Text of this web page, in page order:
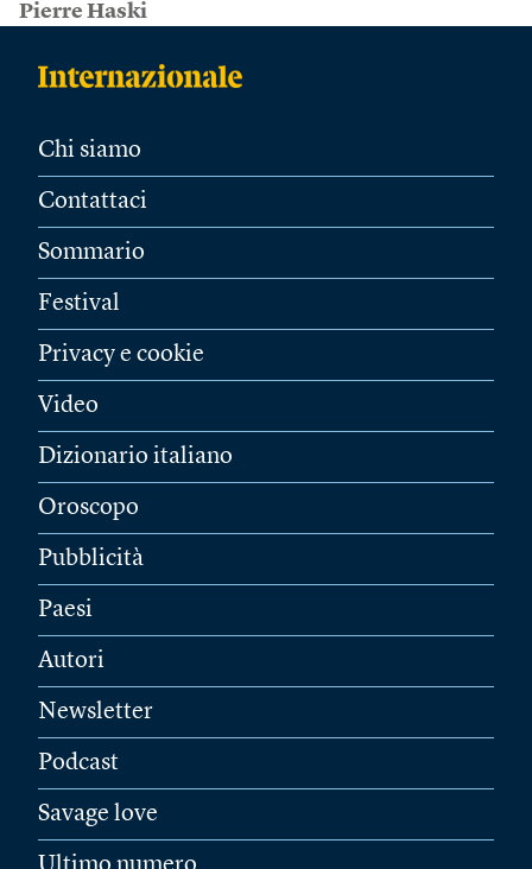
Pierre Haski
Chi siamo
Contattaci
Sommario
Festival
Privacy e cookie
Video
Dizionario italiano
Oroscopo
Pubblicità
Paesi
Autori
Newsletter
Podcast
Savage love